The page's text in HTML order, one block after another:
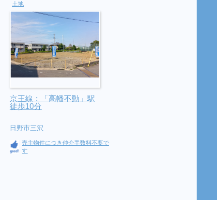
土地
京王線：「高幡不動」駅
徒歩10分
日野市三沢
売主物件につき仲介手数料不要で
す